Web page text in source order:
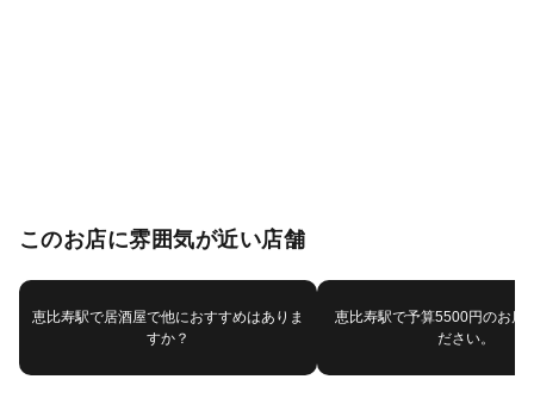
このお店に雰囲気が近い店舗
恵比寿駅で居酒屋で他におすすめはありま
すか？
恵比寿駅で予算5500円のお店
ださい。